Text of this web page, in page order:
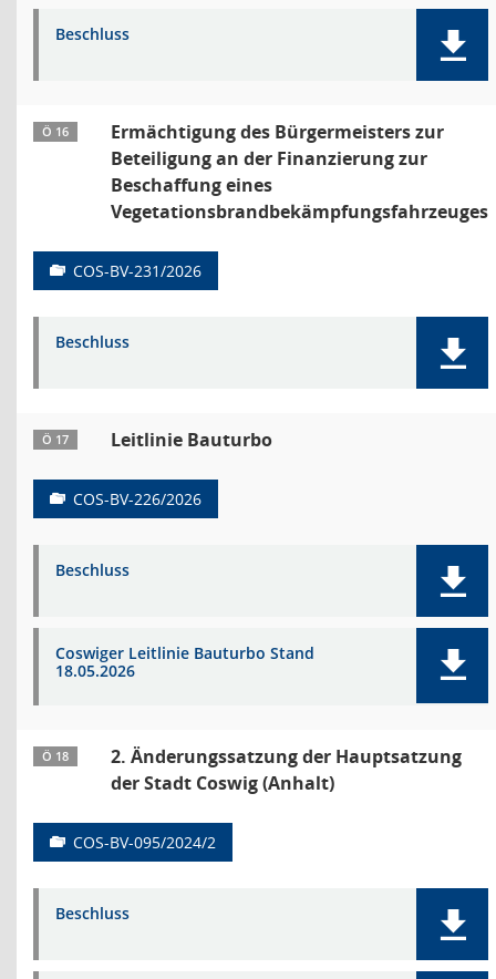
Beschluss
Ö 16
Ermächtigung des Bürgermeisters zur
Beteiligung an der Finanzierung zur
Beschaffung eines
Vegetationsbrandbekämpfungsfahrzeuges
COS-BV-231/2026
Beschluss
Ö 17 Leitlinie Bauturbo
COS-BV-226/2026
Beschluss
Coswiger Leitlinie Bauturbo Stand
18.05.2026
Ö 18
2. Änderungssatzung der Hauptsatzung
der Stadt Coswig (Anhalt)
COS-BV-095/2024/2
Beschluss